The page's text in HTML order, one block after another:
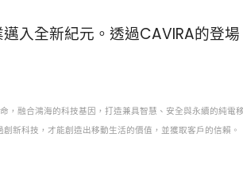
入全新紀元。透過CAVIRA的登場
融合鴻海的科技基因，打造兼具智慧、安全與永續的純電
新科技，才能創造出移動生活的價值，並獲取客戶的信賴。